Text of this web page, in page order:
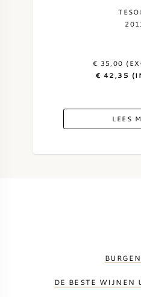
€ 35,00
€ 42,35
LEES
DE BESTE WIJNEN